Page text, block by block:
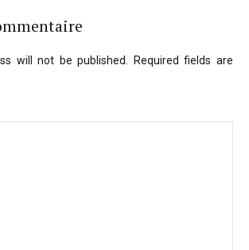
will not be published. Required fields are